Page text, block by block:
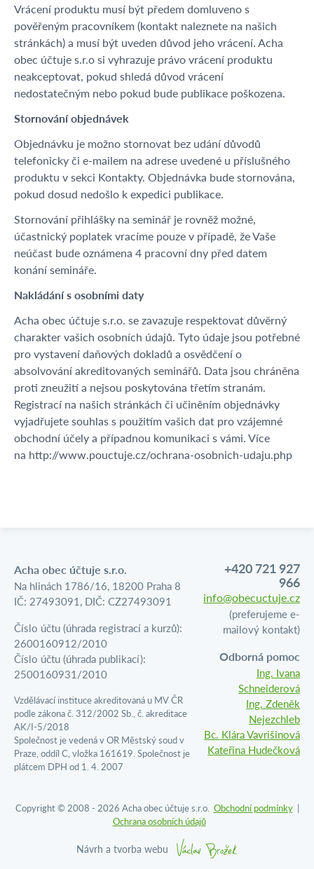
Vrácení produktu musí být předem domluveno s
pověřeným pracovníkem (kontakt naleznete na našich
stránkách) a musí být uveden důvod jeho vrácení. Acha
obec účtuje s.r.o si vyhrazuje právo vrácení produktu
neakceptovat, pokud shledá důvod vrácení
nedostatečným nebo pokud bude publikace poškozena.
Stornování objednávek
Objednávku je možno stornovat bez udání důvodů
telefonicky či e-mailem na adrese uvedené u příslušného
produktu v sekci Kontakty. Objednávka bude stornována,
pokud dosud nedošlo k expedici publikace.
Stornování přihlášky na seminář je rovněž možné,
účastnický poplatek vracíme pouze v případě, že Vaše
neúčast bude oznámena 4 pracovní dny před datem
konání semináře.
Nakládání s osobními daty
Acha obec účtuje s.r.o. se zavazuje respektovat důvěrný
charakter vašich osobních údajů. Tyto údaje jsou potřebné
pro vystavení daňových dokladů a osvědčení o
absolvování akreditovaných seminářů. Data jsou chráněna
proti zneužití a nejsou poskytována třetím stranám.
Registrací na našich stránkách či učiněním objednávky
vyjadřujete souhlas s použitím vašich dat pro vzájemné
obchodní účely a případnou komunikaci s vámi. Více
na http://www.pouctuje.cz/ochrana-osobnich-udaju.php
Acha obec účtuje s.r.o.
Na hlinách 1786/16, 18200 Praha 8
IČ: 27493091, DIČ: CZ27493091
Číslo účtu (úhrada registrací a kurzů):
2600160912/2010
Číslo účtu (úhrada publikací):
2500160931/2010
Vzdělávací instituce akreditovaná u MV ČR
podle zákona č. 312/2002 Sb., č. akreditace
AK/I-5/2018
Společnost je vedená v OR Městský soud v
Praze, oddíl C, vložka 161619. Společnost je
plátcem DPH od 1. 4. 2007
+420 721 927
966
info@obecuctuje.cz
(preferujeme e-
mailový kontakt)
Odborná pomoc
Ing. Ivana
Schneiderová
Ing. Zdeněk
Nejezchleb
Bc. Klára Vavrišinová
Kateřina Hudečková
Copyright © 2008 - 2026 Acha obec účtuje s.r.o. Obchodní podmínky |
Ochrana osobních údajů
Návrh a tvorba webu